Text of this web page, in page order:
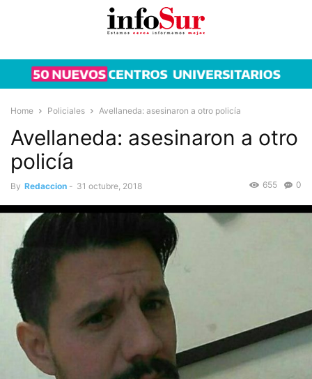
Home Policiales Avellaneda: asesinaron a otro policía
Avellaneda: asesinaron a otro
policía
By Redaccion - 31 octubre, 2018 0
655